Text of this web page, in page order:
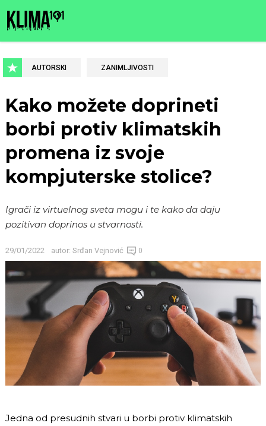
AUTORSKI ZANIMLJIVOSTI
Kako možete doprineti
borbi protiv klimatskih
promena iz svoje
kompjuterske stolice?
Igrači iz virtuelnog sveta mogu i te kako da daju
pozitivan doprinos u stvarnosti.
29/01/2022 autor: Srđan Vejnović 0
Jedna od presudnih stvari u borbi protiv klimatskih